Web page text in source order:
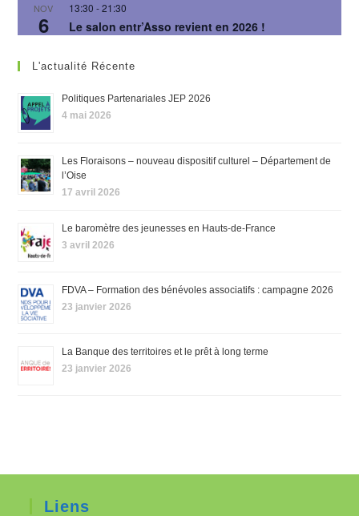
NOV
6
13:30 -21:30
Le salon entr’Asso revient en 2026 !
L'actualité Récente
Politiques Partenariales JEP 2026
4 mai 2026
Les Floraisons – nouveau dispositif culturel – Département de
l’Oise
17 avril 2026
Le baromètre des jeunesses en Hauts-de-France
3 avril 2026
FDVA – Formation des bénévoles associatifs : campagne 2026
23 janvier 2026
La Banque des territoires et le prêt à long terme
23 janvier 2026
Liens